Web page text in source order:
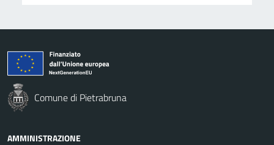
Comune di Pietrabruna
AMMINISTRAZIONE